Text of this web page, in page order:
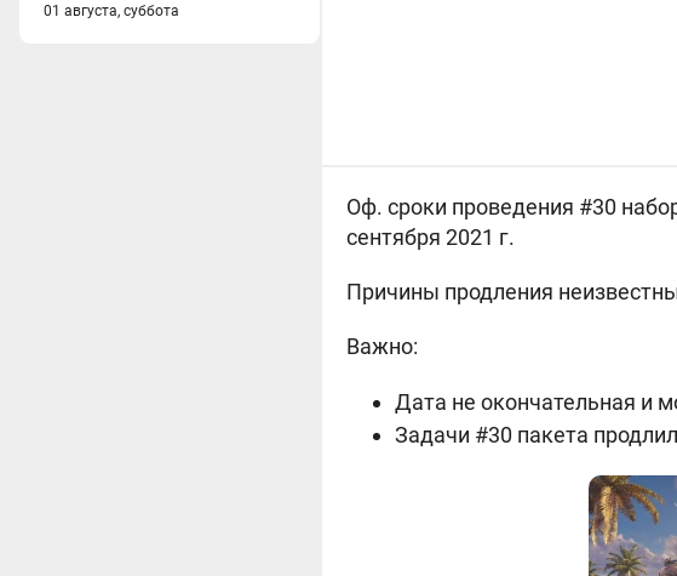
01 августа, суббота
Оф. сроки проведения #30
сентября 2021 г.
Причины продления
Важно:
Дата не окончательная и
Задачи #30 пакета